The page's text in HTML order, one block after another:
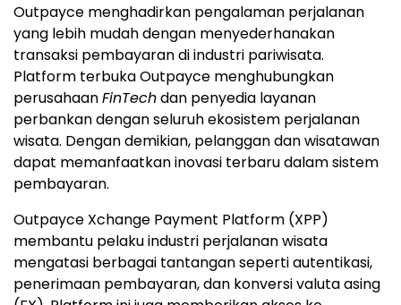
Outpayce menghadirkan pengalaman perjalanan
yang lebih mudah dengan menyederhanakan
transaksi pembayaran di industri pariwisata.
Platform terbuka Outpayce menghubungkan
perusahaanFinTechdan penyedia layanan
perbankan dengan seluruh ekosistem perjalanan
wisata. Dengan demikian, pelanggan dan wisatawan
dapat memanfaatkan inovasi terbaru dalam sistem
pembayaran.
Outpayce Xchange Payment Platform (XPP)
membantu pelaku industri perjalanan wisata
mengatasi berbagai tantangan seperti autentikasi,
penerimaan pembayaran, dan konversi valuta asing